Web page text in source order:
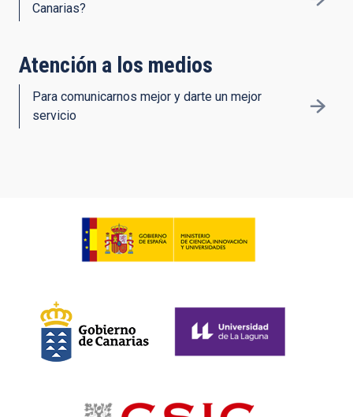
Canarias?
Atención a los medios
Para comunicarnos mejor y darte un mejor
servicio